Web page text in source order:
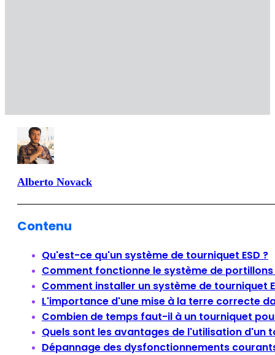
Alberto Novack
Contenu
Qu'est-ce qu'un système de tourniquet ESD ?
Comment fonctionne le système de portillons
Comment installer un système de tourniquet
L'importance d'une mise à la terre correcte
Combien de temps faut-il à un tourniquet
Quels sont les avantages de l'utilisation d'un
Dépannage des dysfonctionnements